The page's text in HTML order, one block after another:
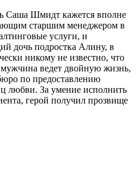
Саша Шмидт кажется вполне
старшим менеджером в
услуги, и
дочь подростка Алину, в
никому не известно, что
ведет двойную жизнь,
по предоставлению
любви. За умение исполнить
герой получил прозвище